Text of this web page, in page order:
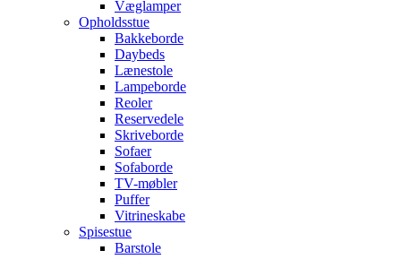
Væglamper
Opholdsstue
Bakkeborde
Daybeds
Lænestole
Lampeborde
Reoler
Reservedele
Skriveborde
Sofaer
Sofaborde
TV-møbler
Puffer
Vitrineskabe
Spisestue
Barstole